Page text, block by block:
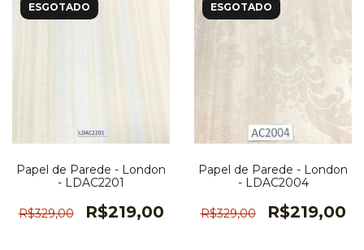
ESGOTADO
Papel de Parede - London
- LDAC2201
R$329,00 R$219,00
ESGOTADO
Papel de Parede - London
- LDAC2004
R$329,00 R$219,00